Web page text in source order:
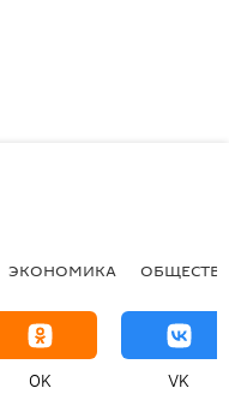
ЭКОНОМИКА
OK VK